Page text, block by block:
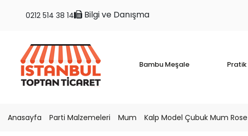
Bilgi ve Danışma
0212 514 38 14
Bambu Meşale Pratik
Anasayfa Parti Malzemeleri Mum Kalp Model Çubuk Mum